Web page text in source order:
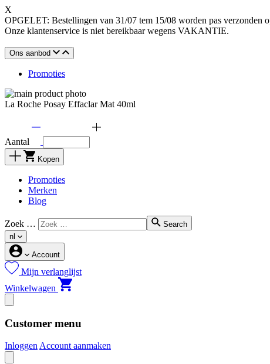
X
OPGELET: Bestellingen van 31/07 tem 15/08 worden pas verzonden
Onze klantenservice is niet bereikbaar wegens VAKANTIE.
Ons aanbod
Promoties
La Roche Posay Effaclar Mat 40ml
Aantal
Kopen
Promoties
Merken
Blog
Zoek …
Search
nl
Account
Mijn verlanglijst
Winkelwagen
Customer menu
InloggenAccount aanmaken